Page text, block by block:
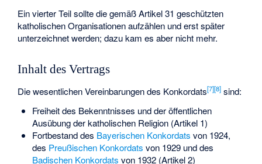
Ein vierter Teil sollte die gemäß Artikel 31 geschützten
katholischen Organisationen aufzählen und erst später
unterzeichnet werden; dazu kam es aber nicht mehr.
Inhalt des Vertrags
Die wesentlichen Vereinbarungen des Konkordats[7][8] sind:
Freiheit des Bekenntnisses und der öffentlichen
Ausübung der katholischen Religion (Artikel 1)
Fortbestand des Bayerischen Konkordats von 1924,
des Preußischen Konkordats von 1929 und des
Badischen Konkordats von 1932 (Artikel 2)